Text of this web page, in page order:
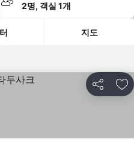
2명, 객실 1개
지도
공유 즐